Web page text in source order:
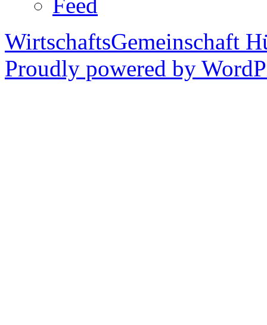
WirtschaftsGemeinschaft
Proudly powered by